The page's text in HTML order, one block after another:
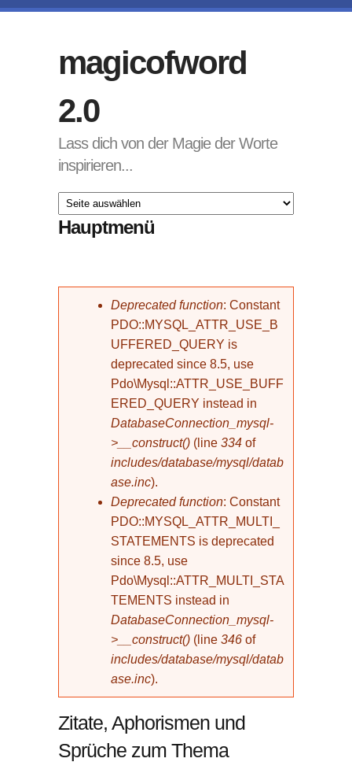
magicofword
2.0
Lass dich von der Magie der Worte
inspirieren...
Hauptmenü
Fehlermeldung
Deprecated function: Constant
PDO::MYSQL_ATTR_USE_B
UFFERED_QUERY is
deprecated since 8.5, use
Pdo\Mysql::ATTR_USE_BUFF
ERED_QUERY instead in
DatabaseConnection_mysql-
>__construct() (line 334 of
includes/database/mysql/datab
ase.inc).
Deprecated function: Constant
PDO::MYSQL_ATTR_MULTI_
STATEMENTS is deprecated
since 8.5, use
Pdo\Mysql::ATTR_MULTI_STA
TEMENTS instead in
DatabaseConnection_mysql-
>__construct() (line 346 of
includes/database/mysql/datab
ase.inc).
Zitate, Aphorismen und
Sprüche zum Thema